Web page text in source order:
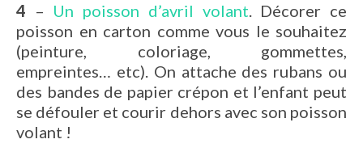
4 – Un poisson d’avril volant. Décorer ce
poisson en carton comme vous le souhaitez
(peinture, coloriage, gommettes,
empreintes… etc). On attache des rubans ou
des bandes de papier crépon et l’enfant peut
se défouler et courir dehors avec son poisson
volant !